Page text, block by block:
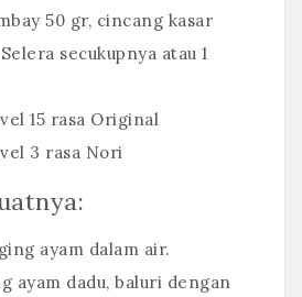
50 gr, cincang kasar
secukupnya atau 1
15 rasa Original
3 rasa Nori
ayam dalam air.
ayam dadu, baluri dengan